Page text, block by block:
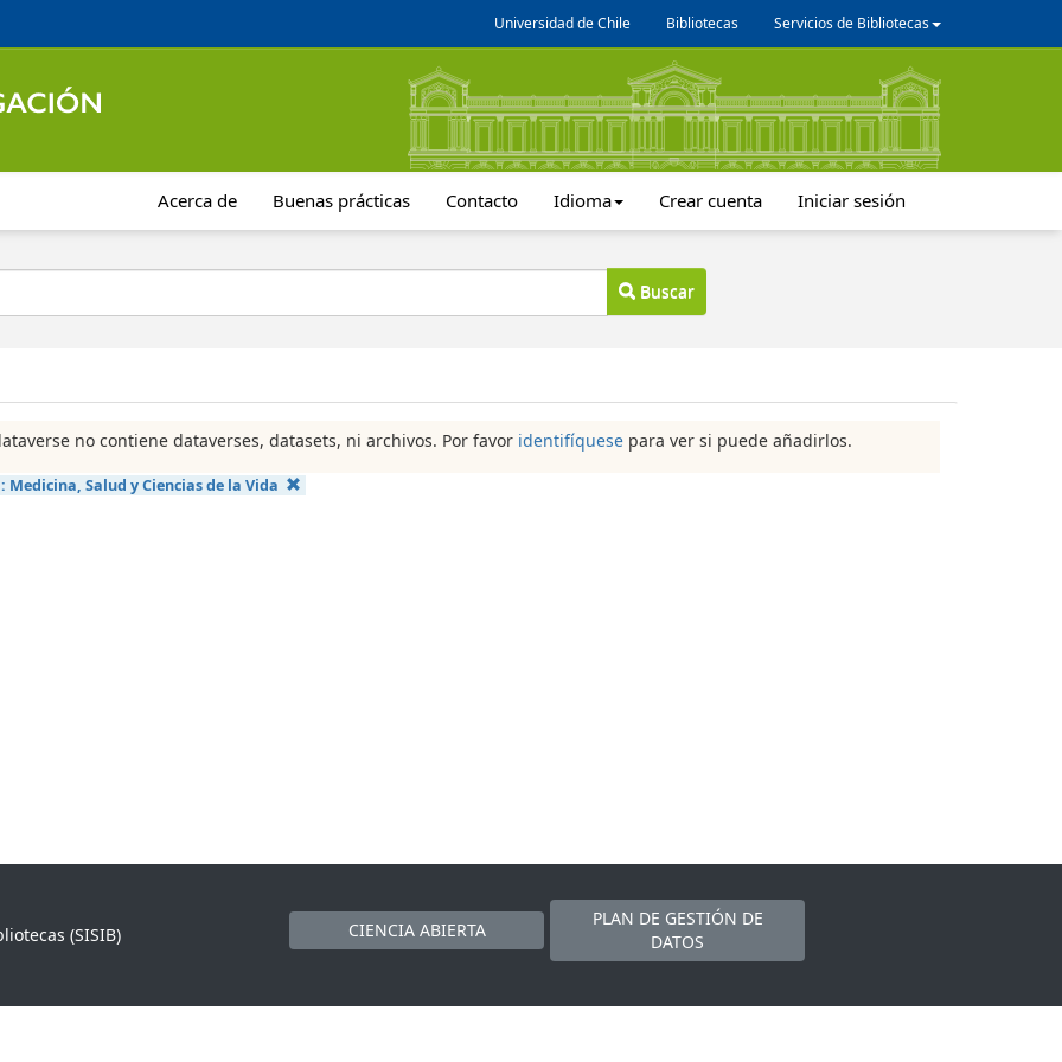
Universidad de Chile Bibliotecas Servicios de Bibliotecas
Acerca de Buenas prácticas Contacto Idioma Crear cuenta Iniciar sesión
Buscar
no contiene dataverses, datasets, ni archivos. Por favor identifíquese para ver si puede añadirlos.
Medicina, Salud y Ciencias de la Vida
(SISIB)
CIENCIA ABIERTA
PLAN DE GESTIÓN DE
DATOS